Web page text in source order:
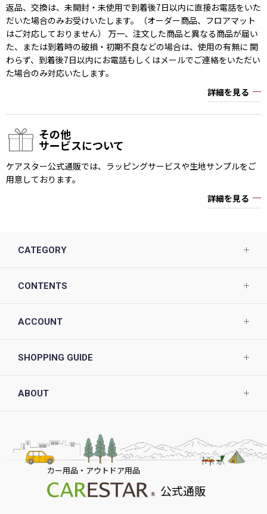
返品、交換は、未開封・未使用で到着後7日以内に直接お電話をいた
だいた場合のみお受けいたします。（オーダー商品、フロアマット
はご対応しておりません） 万一、注文した商品と異なる商品が届い
た、または到着時の破損・初期不良などの場合は、使用の有無に 関
わらず、到着後7日以内にお電話もしくはメールでご連絡をいただい
た場合のみ対応いたします。
詳細を見る
その他
サービスについて
ケアスター公式通販では、ラッピングサービスや生地サンプルをご
用意しております。
詳細を見る
CATEGORY
CONTENTS
ACCOUNT
SHOPPING GUIDE
ABOUT
カー用品・アウトドア用品
公式通販